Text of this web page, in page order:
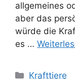
allgemeines
aber das
würde die
es …
Kategorien
Krafttiere